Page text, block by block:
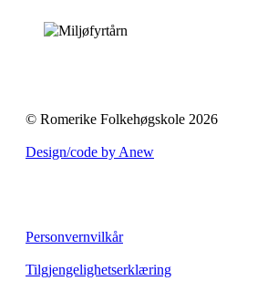
© Romerike Folkehøgskole 2026
Design/code by Anew
Personvernvilkår
Tilgjengelighetserklæring